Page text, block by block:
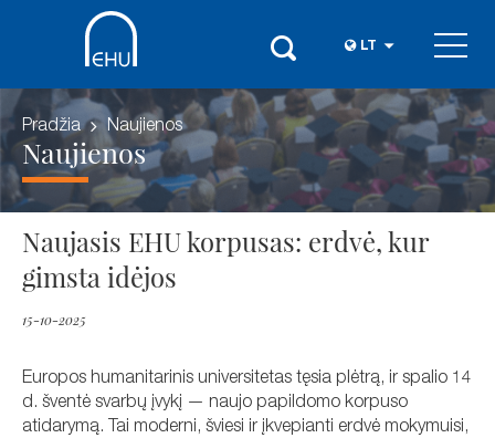
LT
Pradžia Naujienos
Naujienos
Naujasis EHU korpusas: erdvė, kur
gimsta idėjos
15-10-2025
Europos humanitarinis universitetas tęsia plėtrą, ir spalio 14
d. šventė svarbų įvykį — naujo papildomo korpuso
atidarymą. Tai moderni, šviesi ir įkvepianti erdvė mokymuisi,